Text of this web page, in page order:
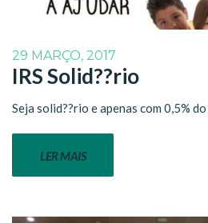
29 MARÇO, 2017
IRS Solid??rio
Seja solid??rio e apenas com 0,5%
LER MAIS